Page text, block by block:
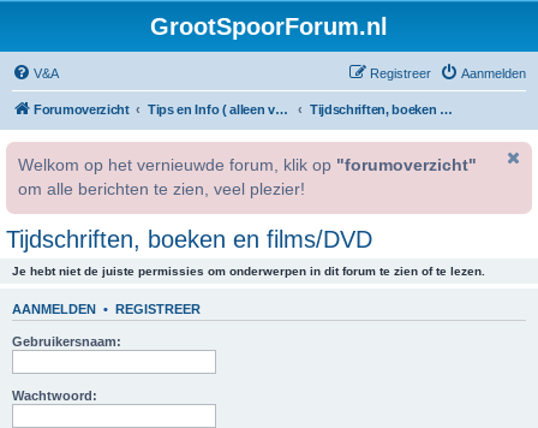
GrootSpoorForum.nl
V&A Aanmelden
Registreer
Forumoverzicht Tips en Info ( alleen voor geregistreerde gebruikers ) Tijdschriften, boeken en films/DVD
Welkom op het vernieuwde forum, klik op "forumoverzicht"
om alle berichten te zien, veel plezier!
Tijdschriften, boeken en films/DVD
Je hebt niet de juiste permissies om onderwerpen in dit forum te zien of te lezen.
AANMELDEN • REGISTREER
Gebruikersnaam:
Wachtwoord: